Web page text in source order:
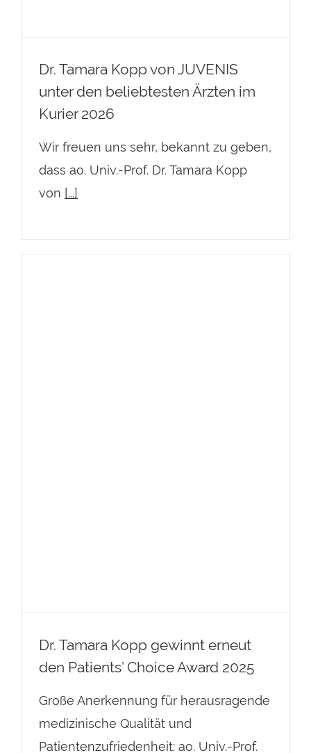
Dr. Tamara Kopp von JUVENIS
unter den beliebtesten Ärzten im
Kurier 2026
Wir freuen uns sehr, bekannt zu geben,
dass ao. Univ.-Prof. Dr. Tamara Kopp
von [...]
Dr. Tamara Kopp gewinnt erneut
den Patients’ Choice Award 2025
Große Anerkennung für herausragende
medizinische Qualität und
Patientenzufriedenheit: ao. Univ.-Prof.